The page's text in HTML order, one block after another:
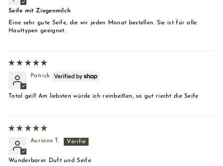
Seife mit Ziegenmilch
Eine sehr gute Seife, die wir jeden Monat bestellen. Sie ist für alle
Hauttypen geeignet.
Patrick
Total geil! Am liebsten würde ich reinbeißen, so gut riecht die Seife
Auriane T.
Wunderbarer Duft und Seife